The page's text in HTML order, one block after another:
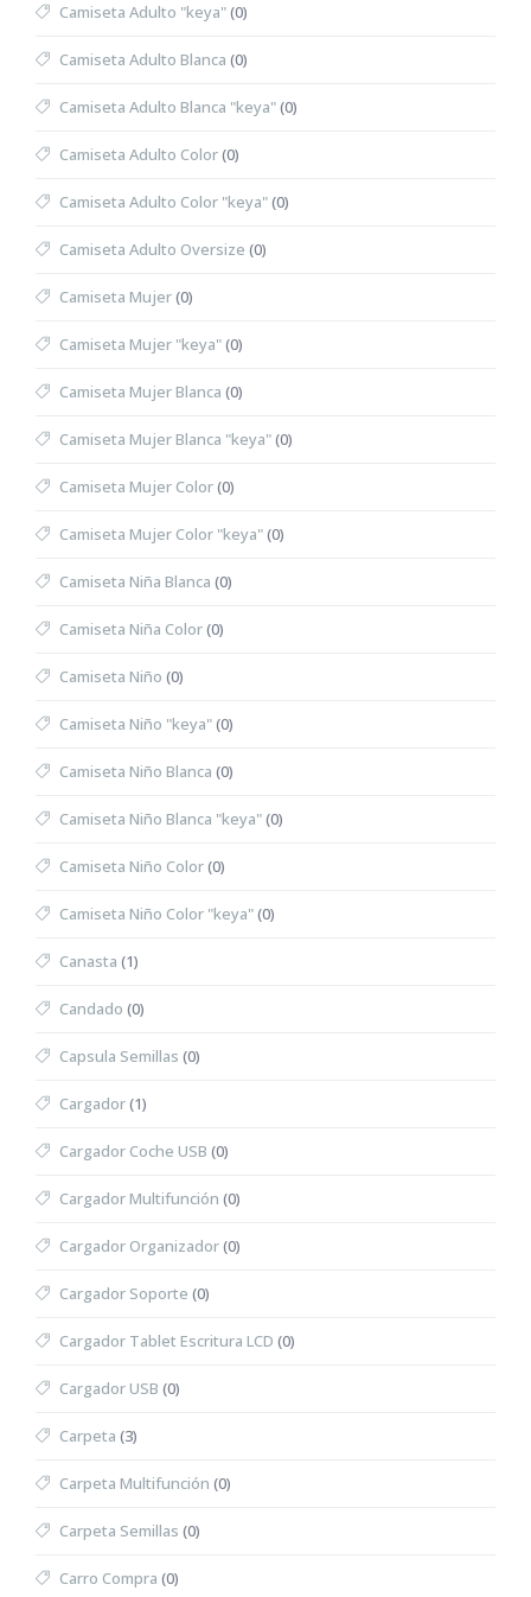
Camiseta Adulto "keya"(0)
Camiseta Adulto Blanca (0)
Camiseta Adulto Blanca "keya"(0)
Camiseta Adulto Color(0)
Camiseta Adulto Color "keya"(0)
Camiseta Adulto Oversize (0)
Camiseta Mujer(0)
Camiseta Mujer "keya"(0)
Camiseta Mujer Blanca (0)
Camiseta Mujer Blanca "keya"(0)
Camiseta Mujer Color(0)
Camiseta Mujer Color "keya"(0)
Camiseta Niña Blanca (0)
Camiseta Niña Color(0)
Camiseta Niño (0)
Camiseta Niño "keya"(0)
Camiseta Niño Blanca (0)
Camiseta Niño Blanca "keya"(0)
Camiseta Niño Color(0)
Camiseta Niño Color "keya"(0)
Canasta (1)
Candado (0)
Capsula Semillas (0)
Cargador(1)
Cargador Coche USB (0)
Cargador Multifunción (0)
Cargador Organizador(0)
Cargador Soporte (0)
Cargador Tablet Escritura LCD (0)
Cargador USB (0)
Carpeta (3)
Carpeta Multifunción (0)
Carpeta Semillas (0)
Carro Compra (0)